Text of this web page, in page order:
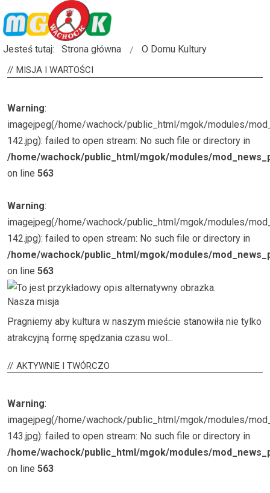
Jesteś tutaj: Strona główna O Domu Kultury
MISJAI WARTOŚCI
Warning:
imagejpeg(/home/wachock/public_html/mgok/modules/
142.jpg): failed to open stream: No such file or directory in
/home/wachock/public_html/mgok/modules/
on line 563
Warning:
imagejpeg(/home/wachock/public_html/mgok/modules/
142.jpg): failed to open stream: No such file or directory in
/home/wachock/public_html/mgok/modules/
on line 563
Nasza misja
Pragniemy aby kultura w naszym mieście stanowiła nie tylko
atrakcyjną formę spędzania czasu wol...
AKTYWNIEI TWÓRCZO
Warning:
imagejpeg(/home/wachock/public_html/mgok/modules/
143.jpg): failed to open stream: No such file or directory in
/home/wachock/public_html/mgok/modules/
on line 563